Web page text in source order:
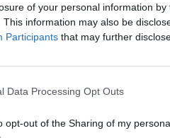
of your personal information
This information may also be
Participants that may further
Data Processing Opt Outs
opt-out of the Sharing of my
akkor kurva gyorsan abba
És akkor nem az lesz a
szelen táncol inkább
volt hogy addig mennek amíg egy
láthatjuk most. De USA ha partner